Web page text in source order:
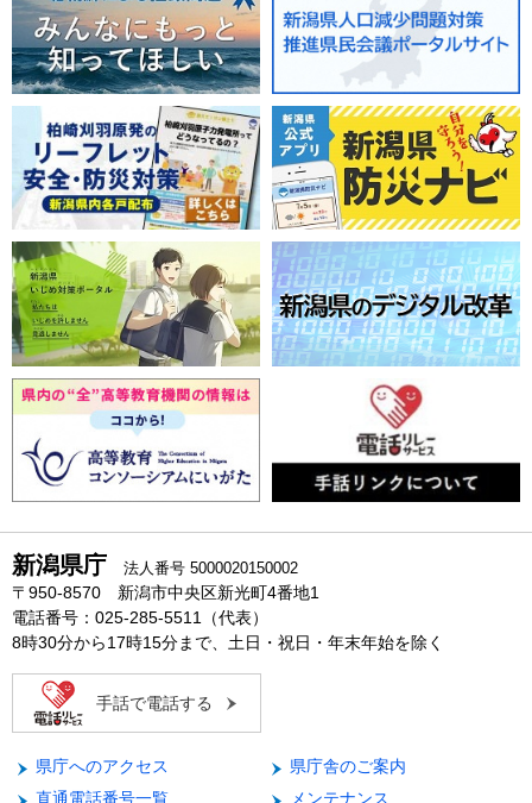
新潟県庁 法人番号 5000020150002
〒950-8570 新潟市中央区新光町4番地1
電話番号：025-285-5511（代表）
8時30分から17時15分まで、土日・祝日・年末年始を除く
手話で電話する
県庁へのアクセス
県庁舎のご案内
直通電話番号一覧
メンテナンス